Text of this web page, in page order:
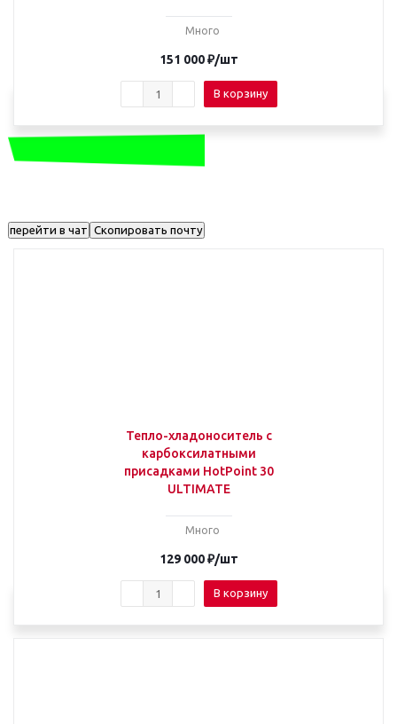
Много
151 000₽/шт
В корзину
перейти в чат Скопировать почту
Тепло-хладоноситель с
карбоксилатными
присадками HotPoint 30
ULTIMATE
Много
129 000₽/шт
В корзину